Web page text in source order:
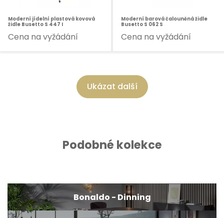
Moderní jídelní plastová kovová
židle Busetto S 447 I
Cena na vyžádání
Moderní barová čalouněná židle
Busetto S 062 S
Cena na vyžádání
Ukázat další
Podobné kolekce
Bonaldo - Dinning